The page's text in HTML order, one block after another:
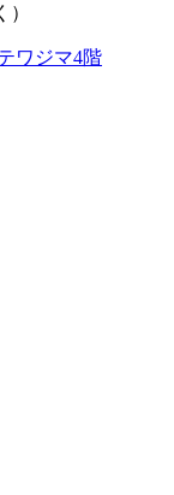
ワジマ4階